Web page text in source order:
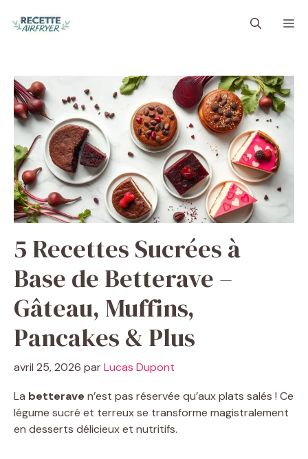
5 Recettes Sucrées à
Base de Betterave –
Gâteau, Muffins,
Pancakes & Plus
avril 25, 2026 parLucas Dupont
La betterave n’est pas réservée qu’aux plats salés ! Ce
légume sucré et terreux se transforme magistralement
en desserts délicieux et nutritifs.